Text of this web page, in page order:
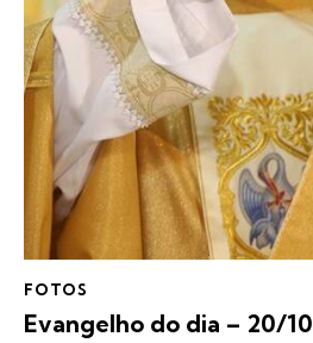
FOTOS
Evangelho do dia – 20/10